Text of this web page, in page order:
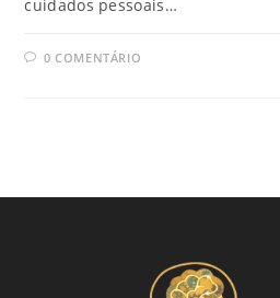
cuidados pessoais…
0 COMENTÁRIO